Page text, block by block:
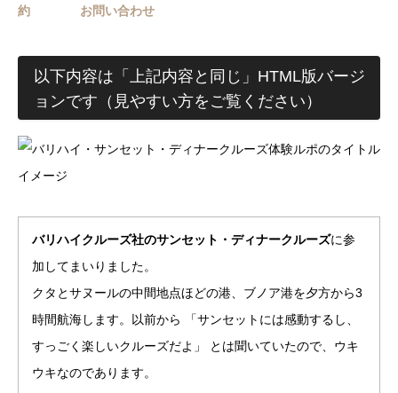
約
お問い合わせ
以下内容は「上記内容と同じ」HTML版バージ
ョンです（見やすい方をご覧ください）
バリハイクルーズ社のサンセット・ディナークルーズに参
加してまいりました。
クタとサヌールの中間地点ほどの港、ブノア港を夕方から3
時間航海します。以前から 「サンセットには感動するし、
すっごく楽しいクルーズだよ」 とは聞いていたので、ウキ
ウキなのであります。